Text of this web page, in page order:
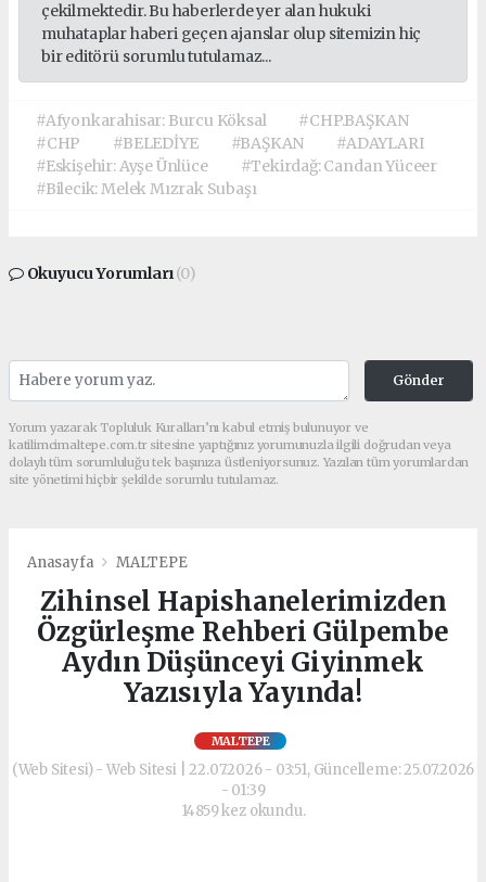
çekilmektedir. Bu haberlerde yer alan hukuki
muhataplar haberi geçen ajanslar olup sitemizin hiç
bir editörü sorumlu tutulamaz...
#Afyonkarahisar: Burcu Köksal
#CHP.BAŞKAN
#CHP
#BELEDİYE #BAŞKAN
#ADAYLARI
#Eskişehir: Ayşe Ünlüce
#Tekirdağ: Candan Yüceer
#Bilecik: Melek Mızrak Subaşı
Okuyucu Yorumları(0)
Gönder
Yorum yazarak Topluluk Kuralları’nı kabul etmiş bulunuyor ve
katilimcimaltepe.com.tr sitesine yaptığınız yorumunuzla ilgili doğrudan veya
dolaylı tüm sorumluluğu tek başınıza üstleniyorsunuz. Yazılan tüm yorumlardan
site yönetimi hiçbir şekilde sorumlu tutulamaz.
Anasayfa MALTEPE
Zihinsel Hapishanelerimizden
Özgürleşme Rehberi Gülpembe
Aydın Düşünceyi Giyinmek
Yazısıyla Yayında!
MALTEPE
(Web Sitesi) - Web Sitesi | 22.07.2026 - 03:51, Güncelleme: 25.07.2026
- 01:39
14859 kez okundu.